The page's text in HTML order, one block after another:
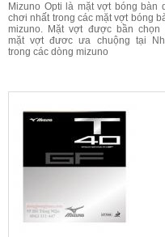
Mizuno Opti là mặt vợt bóng bàn
chơi nhất trong các mặt vợt bóng
mizuno. Mặt vợt được bần chọn
mặt vợt đươc ưa chuộng tại
trong các dòng mizuno